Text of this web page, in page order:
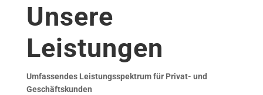
Unsere
Leistungen
Umfassendes Leistungsspektrum für Privat- und
Geschäftskunden